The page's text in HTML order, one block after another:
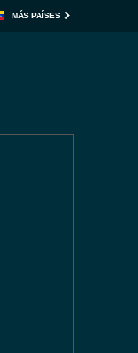
MÁS PAÍSES